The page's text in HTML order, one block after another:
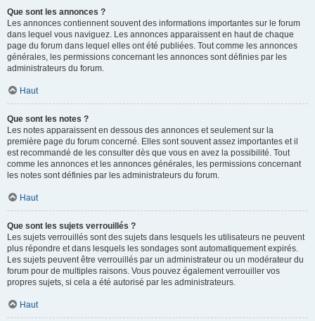
Que sont les annonces ?
Les annonces contiennent souvent des informations importantes sur le forum
dans lequel vous naviguez. Les annonces apparaissent en haut de chaque
page du forum dans lequel elles ont été publiées. Tout comme les annonces
générales, les permissions concernant les annonces sont définies par les
administrateurs du forum.
Haut
Que sont les notes ?
Les notes apparaissent en dessous des annonces et seulement sur la
première page du forum concerné. Elles sont souvent assez importantes et il
est recommandé de les consulter dès que vous en avez la possibilité. Tout
comme les annonces et les annonces générales, les permissions concernant
les notes sont définies par les administrateurs du forum.
Haut
Que sont les sujets verrouillés ?
Les sujets verrouillés sont des sujets dans lesquels les utilisateurs ne peuvent
plus répondre et dans lesquels les sondages sont automatiquement expirés.
Les sujets peuvent être verrouillés par un administrateur ou un modérateur du
forum pour de multiples raisons. Vous pouvez également verrouiller vos
propres sujets, si cela a été autorisé par les administrateurs.
Haut